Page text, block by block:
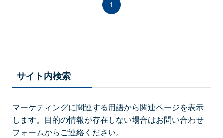
1
サイト内検索
マーケティングに関連する用語から関連ページを表示
します。目的の情報が存在しない場合はお問い合わせ
フォームからご連絡ください。